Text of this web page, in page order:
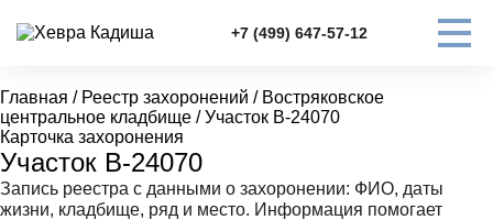
+7 (499) 647-57-12
Главная / Реестр захоронений / Востряковское
центральное кладбище / Участок В-24070
Карточка захоронения
Участок В-24070
Запись реестра с данными о захоронении: ФИО, даты
жизни, кладбище, ряд и место. Информация помогает